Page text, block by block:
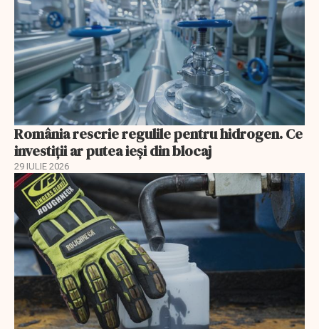
România rescrie regulile pentru hidrogen. Ce
investiții ar putea ieși din blocaj
29 IULIE 2026